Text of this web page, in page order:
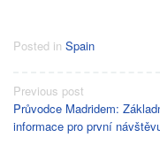
Posted in Spain
Post
navigation
Previous post
Průvodce Madridem:
informace pro první